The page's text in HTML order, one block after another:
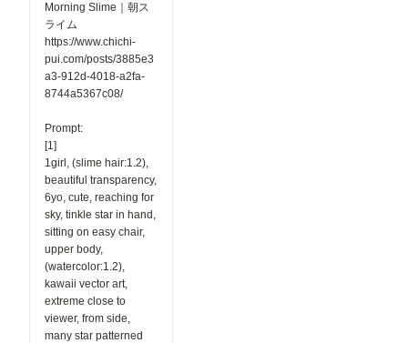
Morning Slime｜朝ス
ライム
https://www.chichi-
pui.com/posts/3885e3
a3-912d-4018-a2fa-
8744a5367c08/
Prompt:
[1]
1girl, (slime hair:1.2),
beautiful transparency,
6yo, cute, reaching for
sky, tinkle star in hand,
sitting on easy chair,
upper body,
(watercolor:1.2),
kawaii vector art,
extreme close to
viewer, from side,
many star patterned